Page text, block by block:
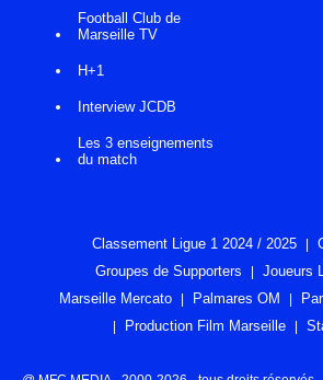
Football Club de
Marseille TV
H+1
Interview JCDB
Les 3 enseignements
du match
Classement Ligue 1 2024 / 2025
Groupes de Supporters
Joueurs
Marseille Mercato
Palmares OM
Production Film Marseille